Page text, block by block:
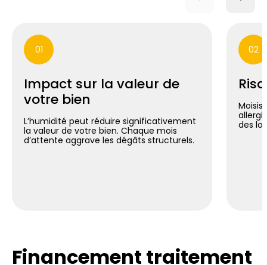
01
Impact sur la valeur de
votre bien
L’humidité peut réduire significativement
la valeur de votre bien. Chaque mois
d’attente aggrave les dégâts structurels.
02
des
Financement traitement